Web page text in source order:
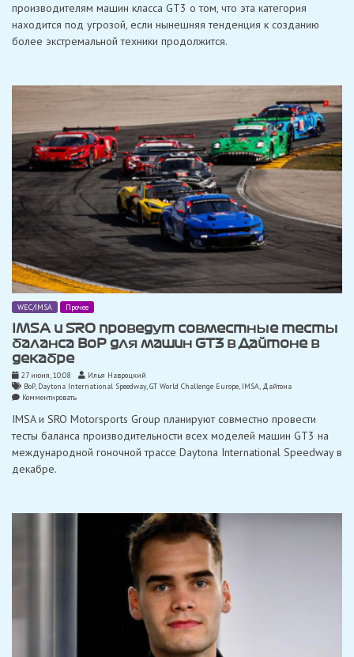
Group
выступил
развития
класса
GT3
производителям машин класса GT3 о том, что эта категория
находится под угрозой, если нынешняя тенденция к созданию
более экстремальной техники продолжится.
WEC/IMSA Прочее
IMSA и SRO проведут совместные тесты
баланса BoP для машин GT3 в Дайтоне в
декабре
27 июня, 10:08
Илья Навроцкий
BoP, Daytona International Speedway,GT World Challenge Europe, IMSA, Дайтона
Комментироватьon
и
проведут
совместные
IMSA и SRO Motorsports Group планируют совместно провести
тесты баланса производительности всех моделей машин GT3 на
международной гоночной трассе Daytona International Speedway в
декабре.